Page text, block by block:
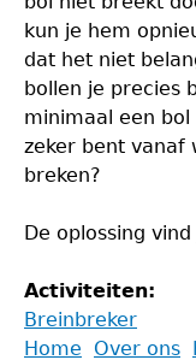
kun je hem
dat het niet
bollen je precies
minimaal een
zeker bent vanaf
breken?
De oplossing vind
Activiteiten:
Breinbreker
Back
Home Over ons